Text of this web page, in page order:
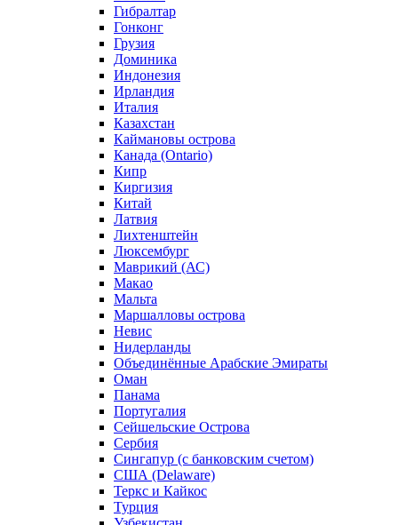
Гибралтар
Гонконг
Грузия
Доминика
Индонезия
Ирландия
Италия
Казахстан
Каймановы острова
Канада (Ontario)
Кипр
Киргизия
Китай
Латвия
Лихтенштейн
Люксембург
Маврикий (АС)
Макао
Мальта
Маршалловы острова
Нeвис
Нидерланды
Объединённые Арабские Эмираты
Оман
Панама
Португалия
Сейшельские Острова
Сербия
Сингапур (c банковским счетом)
США (Delaware)
Теркс и Кайкос
Турция